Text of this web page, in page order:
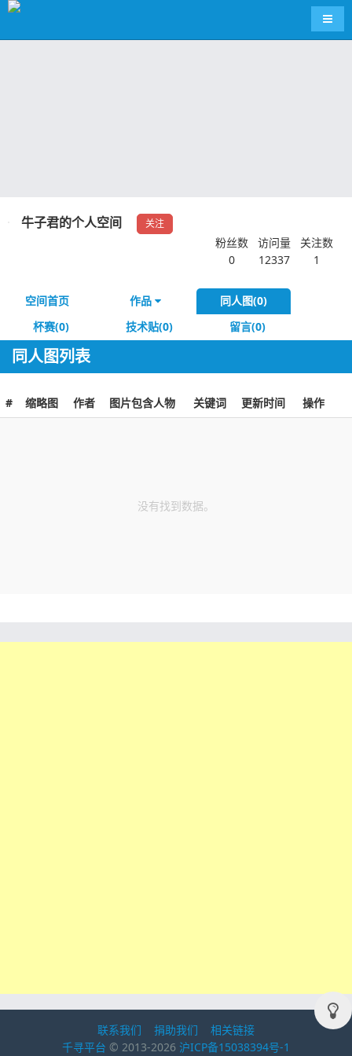
导航
牛子君的个人空间 关注
粉丝数
0
访问量
12337
关注数
1
空间首页 作品
同人图(0)
杯赛(0)
技术贴(0) 留言(0)
同人图列表
# 缩略图 作者 图片包含人物 关键词 更新时间 操作
没有找到数据。
联系我们 捐助我们
相关链接
千寻平台 © 2013-2026 沪ICP备15038394号-1